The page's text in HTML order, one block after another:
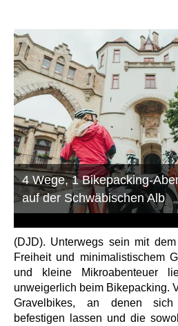
4 Wege, 1 Bikepacking-
auf der Schwäbischen Alb
(DJD). Unterwegs sein mit
Freiheit und minimalistischem
und kleine Mikroabenteuer
unweigerlich beim Bikepacking.
Gravelbikes, an denen sich
befestigen lassen und die